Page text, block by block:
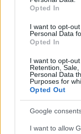
Opted In
I want to opt-
Personal Data
Opted In
I want to opt-
Retention,
Personal Data
Purposes for
Opted Out
Google
I want to allow
GYŐRI RÓMER
Ingyenes
hét második felére, a
– Kőtár is díjmentesen